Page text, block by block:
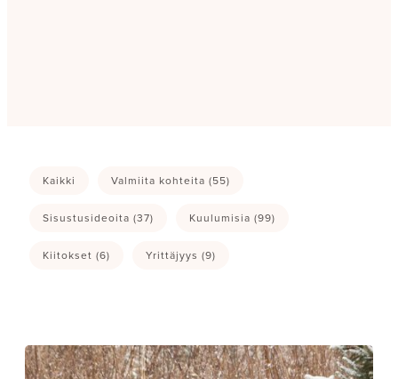
Kaikki Valmiita kohteita (55)
Sisustusideoita (37) Kuulumisia (99)
Kiitokset (6) Yrittäjyys (9)